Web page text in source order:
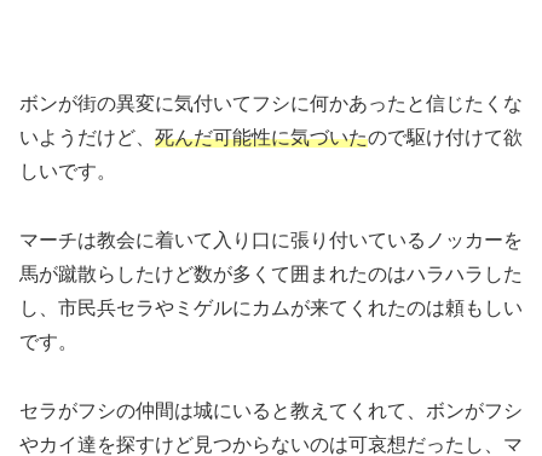
ボンが街の異変に気付いてフシに何かあったと信じたくな
いようだけど、 死んだ可能性に気づいたので駆け付けて欲
しいです。
マーチは教会に着いて入り口に張り付いているノッカーを
馬が蹴散らしたけど数が多くて囲まれたのはハラハラした
し、市民兵セラやミゲルにカムが来てくれたのは頼もしい
です。
セラがフシの仲間は城にいると教えてくれて、ボンがフシ
やカイ達を探すけど見つからないのは可哀想だったし、マ